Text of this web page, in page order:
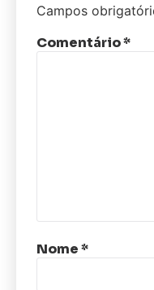
Campos
Comentário*
Nome*